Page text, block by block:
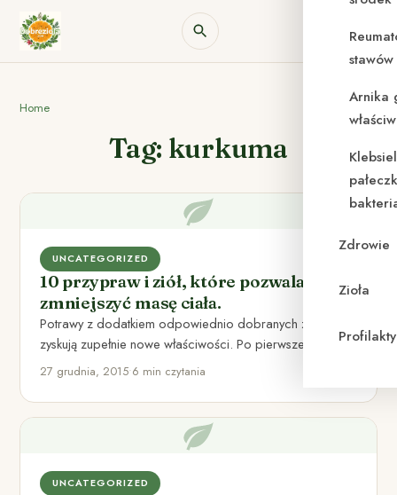
Arnika
Zdrowie
Zioła
Home
Tag: kurkuma
UNCATEGORIZED
10 przypraw i ziół, które pozwalają
zmniejszyć masę ciała.
Potrawy z dodatkiem odpowiednio dobranych ziół,
zyskują zupełnie nowe właściwości. Po pierwsze, zyskują
one zupełnie nowy zapach i…
27 grudnia, 2015•6 min czytania
UNCATEGORIZED